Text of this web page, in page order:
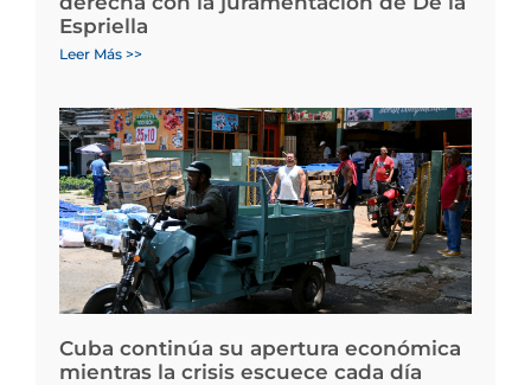
Espriella
Leer Más >>
Cuba continúa su apertura económica
mientras la crisis escuece cada día